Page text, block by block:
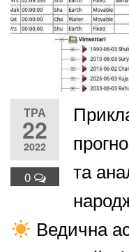
ТРА
22
2022
0
та
Ведична